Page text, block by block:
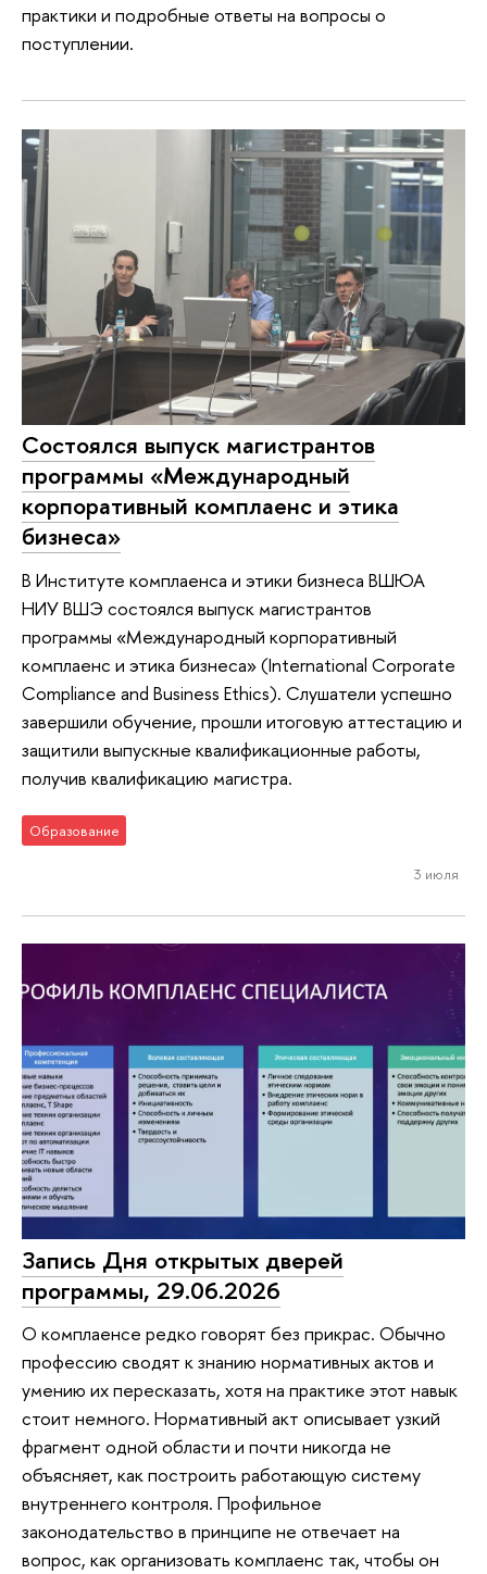
практики и подробные ответы на вопросы о
поступлении.
Состоялся выпуск магистрантов
программы «Международный
корпоративный комплаенс и этика
бизнеса»
В Институте комплаенса и этики бизнеса ВШЮА
НИУ ВШЭ состоялся выпуск магистрантов
программы «Международный корпоративный
комплаенс и этика бизнеса» (International Corporate
Compliance and Business Ethics). Слушатели успешно
завершили обучение, прошли итоговую аттестацию и
защитили выпускные квалификационные работы,
получив квалификацию магистра.
Образование
3 июля
Запись Дня открытых дверей
программы, 29.06.2026
О комплаенсе редко говорят без прикрас. Обычно
профессию сводят к знанию нормативных актов и
умению их пересказать, хотя на практике этот навык
стоит немного. Нормативный акт описывает узкий
фрагмент одной области и почти никогда не
объясняет, как построить работающую систему
внутреннего контроля. Профильное
законодательство в принципе не отвечает на
вопрос, как организовать комплаенс так, чтобы он